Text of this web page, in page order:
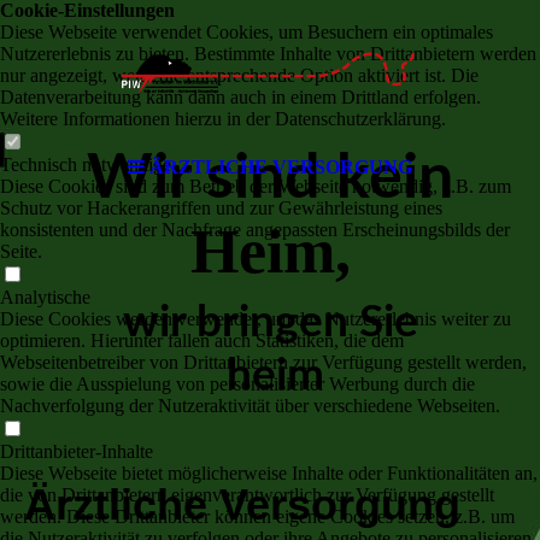
ÄRZTLICHE VERSORGUNG
Wir sind kein
Heim,
wir bringen Sie
heim
Ärztliche Versorgung
Cookie-Einstellungen
Diese Webseite verwendet Cookies, um Besuchern ein optimales
Nutzererlebnis zu bieten. Bestimmte Inhalte von Drittanbietern werden
nur angezeigt, wenn die entsprechende Option aktiviert ist. Die
Datenverarbeitung kann dann auch in einem Drittland erfolgen.
Weitere Informationen hierzu in der Datenschutzerklärung.
Technisch notwendige
Diese Cookies sind zum Betrieb der Webseite notwendig, z.B. zum
Schutz vor Hackerangriffen und zur Gewährleistung eines
konsistenten und der Nachfrage angepassten Erscheinungsbilds der
Seite.
Analytische
Diese Cookies werden verwendet, um das Nutzererlebnis weiter zu
optimieren. Hierunter fallen auch Statistiken, die dem
Webseitenbetreiber von Drittanbietern zur Verfügung gestellt werden,
sowie die Ausspielung von personalisierter Werbung durch die
Nachverfolgung der Nutzeraktivität über verschiedene Webseiten.
Drittanbieter-Inhalte
Diese Webseite bietet möglicherweise Inhalte oder Funktionalitäten an,
die von Drittanbietern eigenverantwortlich zur Verfügung gestellt
werden. Diese Drittanbieter können eigene Cookies setzen, z.B. um